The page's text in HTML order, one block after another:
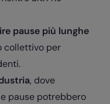
pause più lunghe
collettivo per
, dove
pause potrebbero